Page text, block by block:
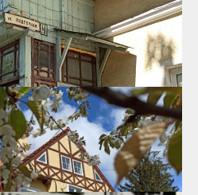
6
ансамбля Раушена в начале 20
архитекторы, наделяя
приморских вилл.